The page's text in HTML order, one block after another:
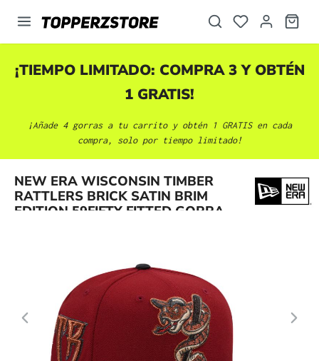
principal
¡TIEMPO LIMITADO: COMPRA 3 Y OBTÉN
1 GRATIS!
¡Añade 4 gorras a tu carrito y obtén 1 GRATIS en cada
compra, solo por tiempo limitado!
NEW ERA WISCONSIN TIMBER
RATTLERS BRICK SATIN BRIM
EDITION 59FIFTY FITTED GORRA
Omitir galería de imágenes